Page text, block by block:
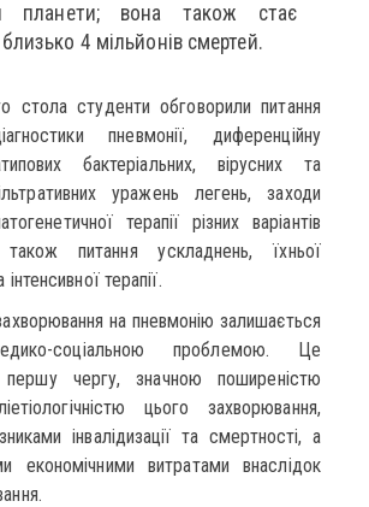
планети; вона також стає
4 мільйонів смертей.
стола студенти обговорили питання
пневмонії, диференційну
бактеріальних, вірусних та
уражень легень, заходи
терапії різних варіантів
питання ускладнень, їхньої
терапії.
на пневмонію залишається
соціальною проблемою. Це
чергу, значною поширеністю
цього захворювання,
інвалідизації та смертності, а
економічними витратами внаслідок